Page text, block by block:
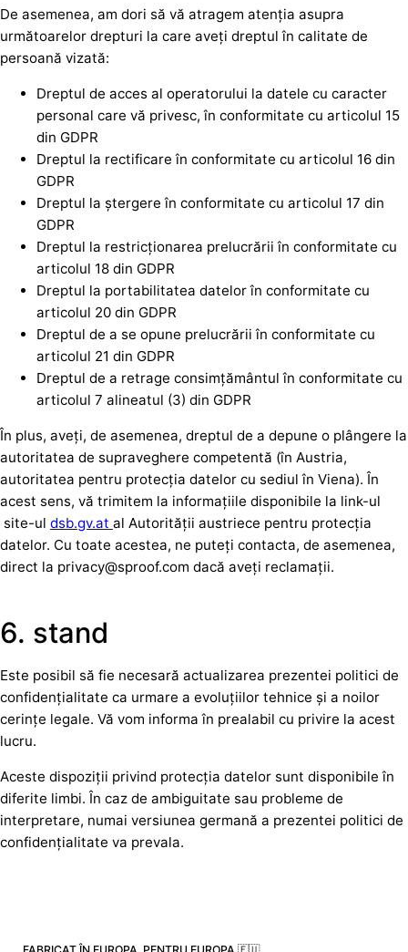
De asemenea, am dori să vă atragem atenția asupra
următoarelor drepturi la care aveți dreptul în calitate de
persoană vizată:
Dreptul de acces al operatorului la datele cu caracter
personal care vă privesc, în conformitate cu articolul 15
din GDPR
Dreptul la rectificare în conformitate cu articolul 16 din
GDPR
Dreptul la ștergere în conformitate cu articolul 17 din
GDPR
Dreptul la restricționarea prelucrării în conformitate cu
articolul 18 din GDPR
Dreptul la portabilitatea datelor în conformitate cu
articolul 20 din GDPR
Dreptul de a se opune prelucrării în conformitate cu
articolul 21 din GDPR
Dreptul de a retrage consimțământul în conformitate cu
articolul 7 alineatul (3) din GDPR
În plus, aveți, de asemenea, dreptul de a depune o plângere la
autoritatea de supraveghere competentă (în Austria,
autoritatea pentru protecția datelor cu sediul în Viena). În
acest sens, vă trimitem la informațiile disponibile la link-ul
site-ul dsb.gv.at al Autorității austriece pentru protecția
datelor. Cu toate acestea, ne puteți contacta, de asemenea,
direct la privacy@sproof.com dacă aveți reclamații.
6. stand
Este posibil să fie necesară actualizarea prezentei politici de
confidențialitate ca urmare a evoluțiilor tehnice și a noilor
cerințe legale. Vă vom informa în prealabil cu privire la acest
lucru.
Aceste dispoziții privind protecția datelor sunt disponibile în
diferite limbi. În caz de ambiguitate sau probleme de
interpretare, numai versiunea germană a prezentei politici de
confidențialitate va prevala.